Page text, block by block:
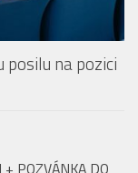
na pozici